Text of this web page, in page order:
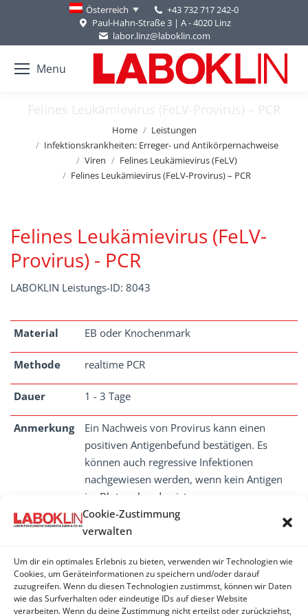
Cookie-Zustimmung
verwalten
Um dir ein optimales Erlebnis zu bieten, verwenden wir Technologien wie
Cookies, um Geräteinformationen zu speichern und/oder darauf
zuzugreifen. Wenn du diesen Technologien zustimmst, können wir Daten
wie das Surfverhalten oder eindeutige IDs auf dieser Website
verarbeiten. Wenn du deine Zustimmung nicht erteilst oder zurückziehst,
Österreich
+43 732 717 242-0
Paul-Hahn-Straße 3 | A - 4020 Linz
labor.linz@laboklin.com
Menu
Felines Leukämievirus (FeLV-Provirus) – PCR
Home
Leistungen
Infektionskrankheiten: Erreger- und Antikörpernachweise
Viren
Felines Leukämievirus (FeLV)
Felines Leukämievirus (FeLV-Provirus) – PCR
Felines Leukämievirus (FeLV-
Provirus) - PCR
LABOKLIN Leistungs-ID: 8043
Material EB oder Knochenmark
Methode realtime PCR
Dauer 1 - 3 Tage
Anmerkung
Ein Nachweis von Provirus kann einen
positiven Antigenbefund bestätigen. Es
können auch regressive Infektionen
nachgewiesen werden, wenn kein Antigen
im Blut vorhanden ist.
FELINES LEUKäMIEVIRUS (FELV)
Felines Leukämievirus (FeLV) - Antigen